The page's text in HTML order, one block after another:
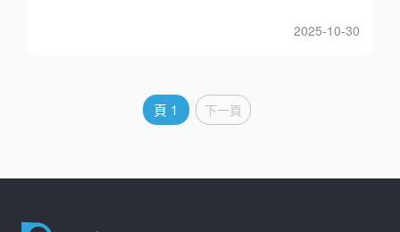
2025-10-30
頁
頁 1 下一頁